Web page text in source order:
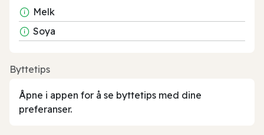
Melk
Soya
Byttetips
Åpne i appen for å se byttetips med dine
preferanser.